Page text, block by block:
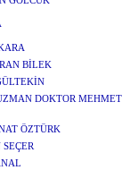
BİLEK
DOKTOR MEHMET
ÖZTÜRK